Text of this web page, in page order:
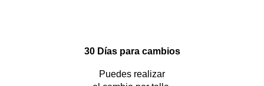
30 Días para cambios
Puedes realizar